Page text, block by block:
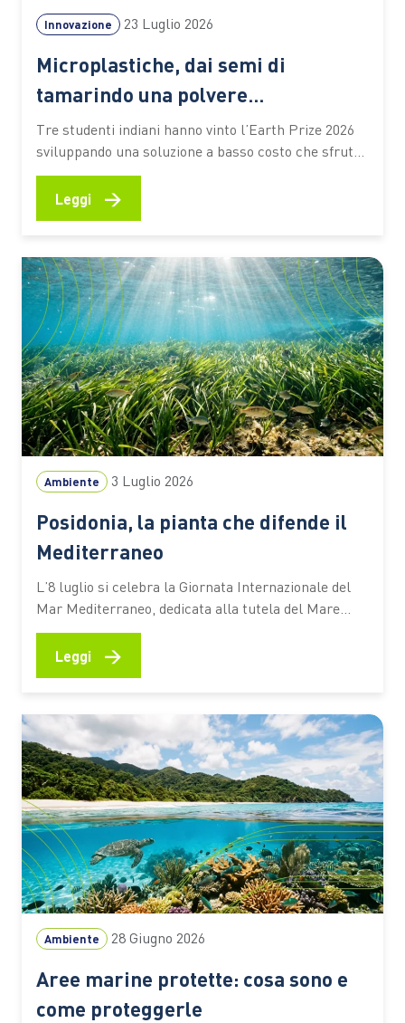
Innovazione 23 Luglio 2026
Microplastiche, dai semi di
tamarindo una polvere
biodegradabile che depura l’acqua
senza elettricità
Tre studenti indiani hanno vinto l’Earth Prize 2026
sviluppando una soluzione a basso costo che sfrutta
materiali naturali e particelle magnetiche per
catturare gli inquinanti. Un’idea che potrebbe
tamarindo, una polvere biodegradabile e un
sistema…
Leggi →
Ambiente 3 Luglio 2026
Posidonia, la pianta che difende il
Mediterraneo
L’8 luglio si celebra la Giornata Internazionale del
Mar Mediterraneo, dedicata alla tutela del Mare
Nostrum e dei suoi ecosistemi. Tra questi c’è la
Posidonia oceanica, una pianta marina che
estate milioni di persone scelgono…
Leggi →
Ambiente 28 Giugno 2026
Aree marine protette: cosa sono e
come proteggerle